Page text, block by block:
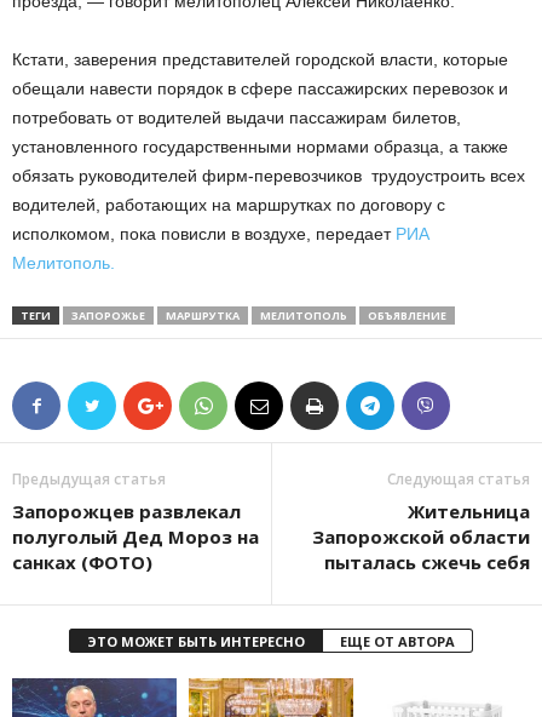
Кстати, заверения представителей городской власти, которые
обещали навести порядок в сфере пассажирских перевозок и
потребовать от водителей выдачи пассажирам билетов,
установленного государственными нормами образца, а также
обязать руководителей фирм-перевозчиков трудоустроить всех
водителей, работающих на маршрутках по договору с
исполкомом, пока повисли в воздухе, передаетРИА
Мелитополь.
ТЕГИ ЗАПОРОЖЬЕ МАРШРУТКА МЕЛИТОПОЛЬ ОБЪЯВЛЕНИЕ
Предыдущая статья
Запорожцев развлекал
полуголый Дед Мороз на
санках (ФОТО)
Следующая статья
Жительница
Запорожской области
пыталась сжечь себя
ЭТО МОЖЕТ БЫТЬ ИНТЕРЕСНО ЕЩЕ ОТ АВТОРА